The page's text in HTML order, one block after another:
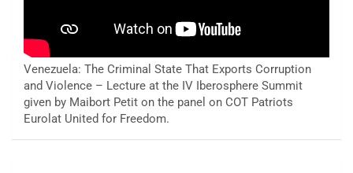
Venezuela: The Criminal State That Exports Corruption
and Violence – Lecture at the IV Iberosphere Summit
given by Maibort Petit on the panel on COT Patriots
Eurolat United for Freedom.